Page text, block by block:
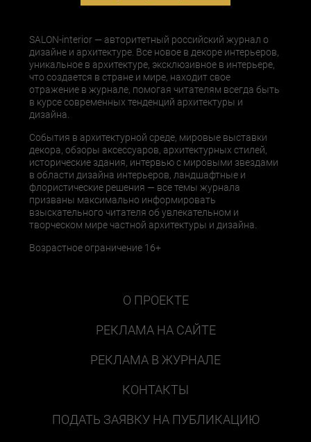
SALON-interior — авторитетный российский журнал о
дизайне и архитектуре. Все новое в декоре интерьеров,
уникальное в архитектуре, эксклюзивное в интерьере,
что создается в стране и мире, находит свое
отражение в журнале, помогая читателям всегда быть
в курсе современных тенденций архитектуры и
дизайна.
События в архитектурной среде, мировые выставки
декора, обзоры аксессуаров, архитектурных стилей,
исторические здания, интервью с мировыми звездами
в области дизайна интерьеров, ландшафтные и
флористические решения — все темы журнала
призваны максимально информировать
взыскательного читателя об увлекательном и
творческом мире частной архитектуры и дизайна.
Возрастное ограничение 16+
О ПРОЕКТЕ
РЕКЛАМА НА САЙТЕ
РЕКЛАМА В ЖУРНАЛЕ
КОНТАКТЫ
ПОДАТЬ ЗАЯВКУ НА ПУБЛИКАЦИЮ